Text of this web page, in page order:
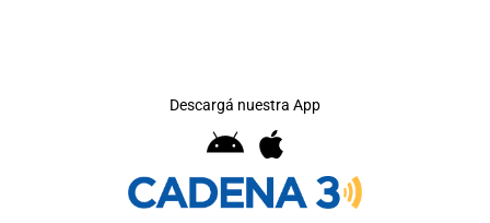
Descargá nuestra App